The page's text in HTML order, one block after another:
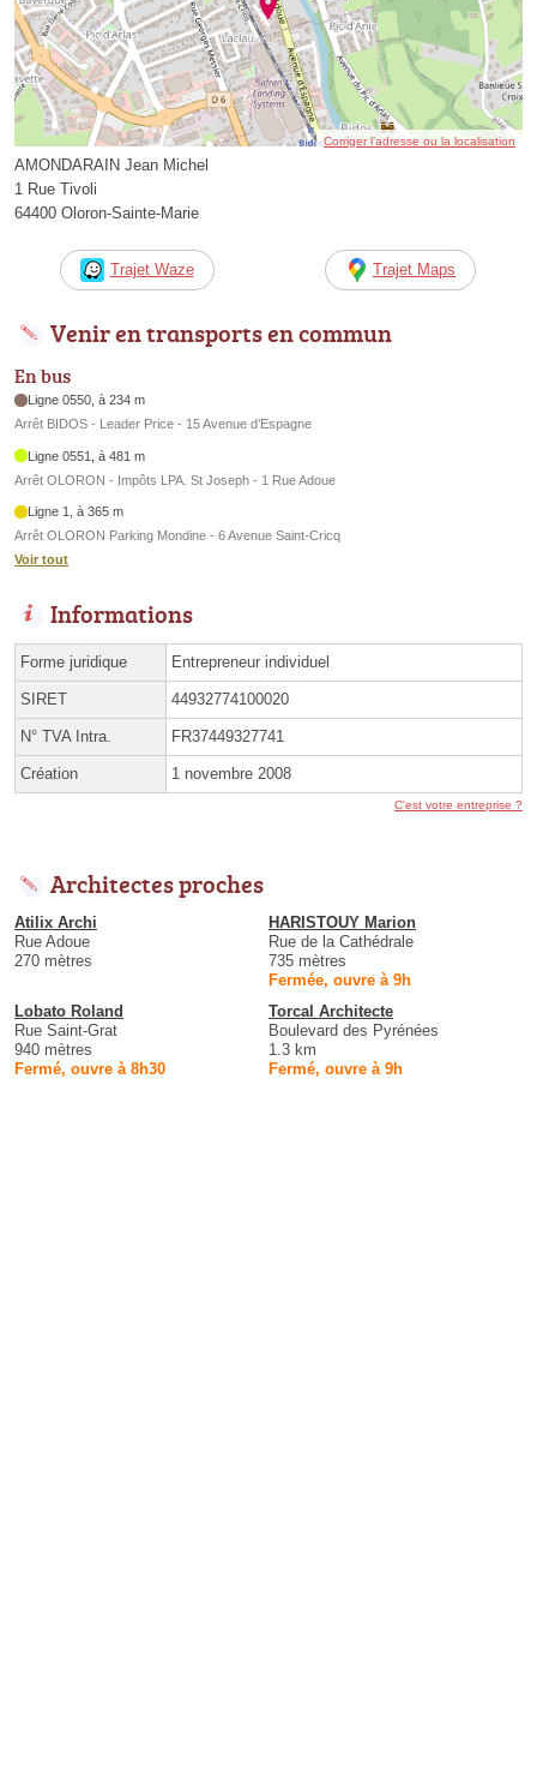
Corriger l’adresse ou la localisation
AMONDARAIN Jean Michel
1 Rue Tivoli
64400 Oloron-Sainte-Marie
Trajet Waze Trajet Maps
Venir en transports en commun
En bus
Ligne 0550, à 234 m
Arrêt BIDOS - Leader Price - 15 Avenue d’Espagne
Ligne 0551, à 481 m
Arrêt OLORON - Impôts LPA. St Joseph - 1 Rue Adoue
Ligne 1, à 365 m
Arrêt OLORON Parking Mondine - 6 Avenue Saint-Cricq
Voir tout
Informations
Forme juridique Entrepreneur individuel
SIRET 44932774100020
N° TVA Intra. FR37449327741
Création 1 novembre 2008
C'est votre entreprise ?
Architectes proches
Atilix Archi
Rue Adoue
270 mètres
HARISTOUY Marion
Rue de la Cathédrale
735 mètres
Fermée, ouvre à 9h
Lobato Roland
Rue Saint-Grat
940 mètres
Fermé, ouvre à 8h30
Torcal Architecte
Boulevard des Pyrénées
1.3 km
Fermé, ouvre à 9h